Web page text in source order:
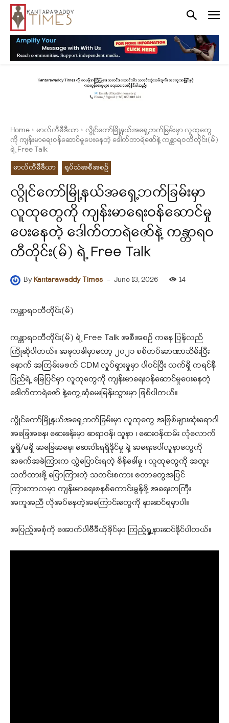
Home မာလ်တီမီဒီယာ
လွိုင်ကော်မြို့နယ်အရှေ့ဘက်ခြမ်းမှာ လူထုတွေ
ကို ကျန်းမာရေးဝန်ဆောင်မှုပေးနေတဲ့ ဒေါက်တာရဲဇော်နဲ့ ကန္တာရဝတီတိုင်း(မ်)
ရဲ့ Free Talk
မာလ်တီမီဒီယာ
ရုပ်သံအစီအစဉ်
လွိုင်ကော်မြို့နယ်အရှေ့ဘက်ခြမ်းမှာ
လူထုတွေကို ကျန်းမာရေးဝန်ဆောင်မှု
ပေးနေတဲ့ ဒေါက်တာရဲဇော်နဲ့ ကန္တာရဝ
တီတိုင်း(မ်) ရဲ့ Free Talk
By Kantarawaddy Times - June 13, 2026 14
ကန္တာရဝတီတိုင်း(မ်)
ကန္တာရဝတီတိုင်း(မ်) ရဲ့ Free Talk အစီအစဥ် ကနေ ပြန်လည်
ကြိုဆိုပါတယ်။ အခုတခါမှာတော့ ၂၀၂၁ စစ်တပ်အာဏာသိမ်းပြီး
နောက် အကြမ်းမဖက် CDM လှုပ်ရှားမှုမှာ ပါဝင်ပြီး လက်ရှိ ကရင်နီ
ပြည်ရဲ့ မြေပြင်မှာ လူထုတွေကို ကျန်းမာရေးဝန်ဆောင်မှုပေးနေတဲ့
ဒေါက်တာရဲဇော် နဲ့တွေ့ဆုံမေးမြန်းသွားမှာ ဖြစ်ပါတယ်။
လွိုင်ကော်မြို့နယ်အရှေ့ဘက်ခြမ်းမှာ လူထုတွေ အဖြစ်များဆုံးရောဂါ
အခြေအနေ၊ ဆေးခန်းမှာ ဆရာဝန်၊ သူနာ ၊ ဆေးဝန်ထမ်း လုံလောက်
မှုရှိ/မရှိ အခြေအနေ၊ ဆေးဝါးရရှိနိုင်မှု နဲ့ အရေးပေါ်လူနာတွေကို
အခက်အခဲကြားက လွှဲပြောင်းရတဲ့ စိန်ခေါ်မှု ၊ လူထုတွေကို အထူး
သတိထားဖို့ ပြောကြားတဲ့ သတင်းစကား စတာတွေအပြင်
ကြားကာလမှာ ကျန်းမာရေးစနစ်ကောင်းမွန်ဖို့ အရေးတကြီး
အကူအညီ လိုအပ်​နေတဲ့အကြောင်းတွေကို နားဆင်ရမှာပါ။
အပြည့်အစုံကို အောက်ပါဗီဒီယိုဖိုင်မှာ ကြည့်ရှု့နားဆင်နိုင်ပါတယ်။